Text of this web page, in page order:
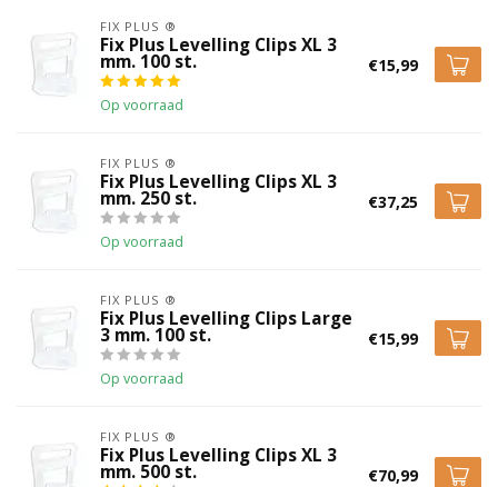
FIX PLUS ®
Fix Plus Levelling Clips XL 3
mm. 100 st.
Op voorraad
€15,99
FIX PLUS ®
Fix Plus Levelling Clips XL 3
mm. 250 st.
Op voorraad
€37,25
FIX PLUS ®
Fix Plus Levelling Clips Large
3 mm. 100 st.
Op voorraad
€15,99
FIX PLUS ®
Fix Plus Levelling Clips XL 3
mm. 500 st. €70,99